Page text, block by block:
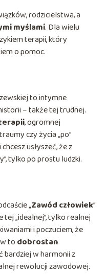
rodzicielstwa, a
myślami. Dla wielu
terapii, który
o pomoc.
to intymne
– także tej trudnej.
, ogromnej
czy życia „po”
usłyszeć, że z
tylko po prostu ludzki.
„Zawód człowiek”
tej „idealnej”, tylko realnej
i poczuciem, że
to dobrostan
bardziej w harmonii z
rewolucji zawodowej.